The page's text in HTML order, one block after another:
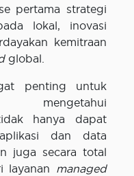
pertama strategi
lokal, inovasi
kemitraan
global.
penting untuk
mengetahui
hanya dapat
dan data
juga secara total
layanan managed